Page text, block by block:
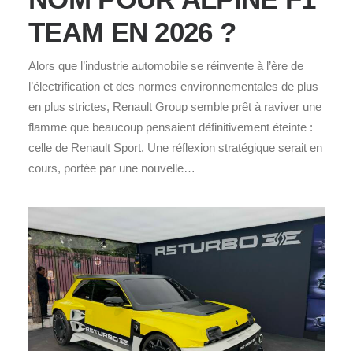
TEAM EN 2026 ?
Alors que l’industrie automobile se réinvente à l’ère de
l’électrification et des normes environnementales de plus
en plus strictes, Renault Group semble prêt à raviver une
flamme que beaucoup pensaient définitivement éteinte :
celle de Renault Sport. Une réflexion stratégique serait en
cours, portée par une nouvelle…